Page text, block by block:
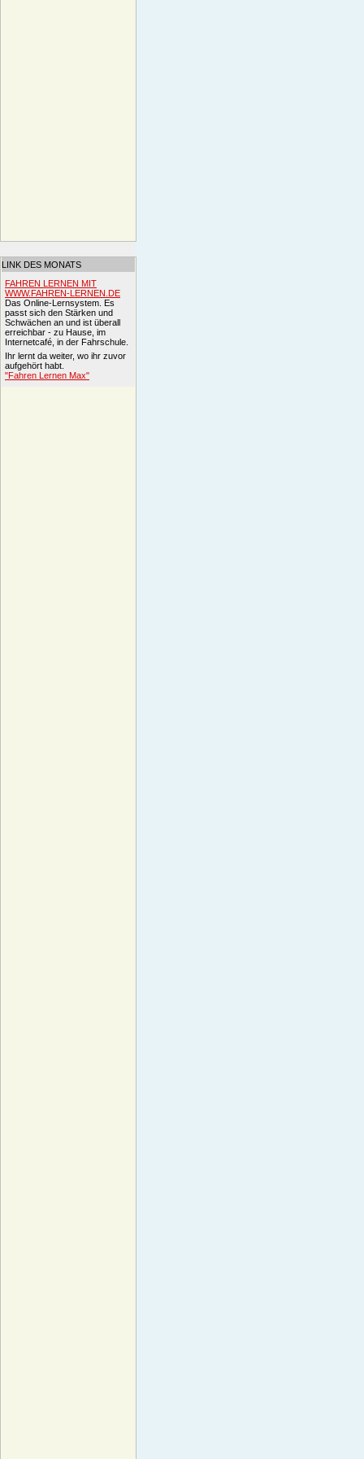
LINK DES MONATS
FAHREN LERNEN MIT
WWW.FAHREN-LERNEN.DE
Das Online-Lernsystem. Es
passt sich den Stärken und
Schwächen an und ist überall
erreichbar - zu Hause, im
Internetcafé, in der Fahrschule.
Ihr lernt da weiter, wo ihr zuvor
aufgehört habt.
"Fahren Lernen Max"